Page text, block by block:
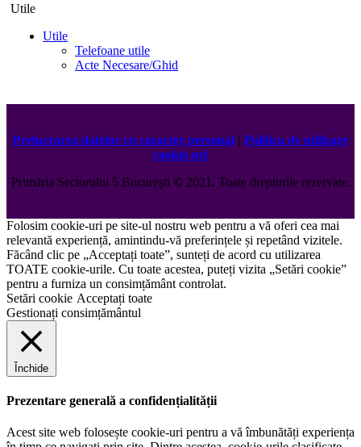
Utile
Utile
Telefoane utile
Acte Necesare/Ghid
Prelucrarea datelor cu caracter personal | Politica de utilizare
cookie-uri
Primăria Sectorului 5 București ©️2021. Toate drepturile rezervate.
Folosim cookie-uri pe site-ul nostru web pentru a vă oferi cea mai
relevantă experiență, amintindu-vă preferințele și repetând vizitele.
Făcând clic pe „Acceptați toate”, sunteți de acord cu utilizarea
TOATE cookie-urile. Cu toate acestea, puteți vizita „Setări cookie”
pentru a furniza un consimțământ controlat.
Setări cookie Acceptați toate
Gestionați consimțământul
Închide
Prezentare generală a confidențialității
Acest site web folosește cookie-uri pentru a vă îmbunătăți experiența